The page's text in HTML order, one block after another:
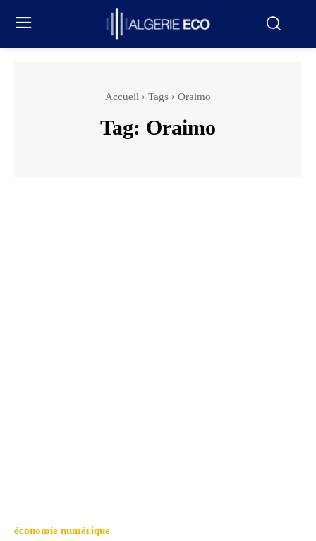
Accueil Tags Oraimo
Tag: Oraimo
économie numérique